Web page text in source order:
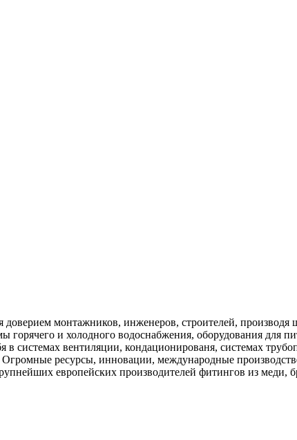
монтажников, инженеров, строителей,
горячего и холодного водоснабжения, оборудования для
в системах вентиляции, кондационированя, системах
ресурсы, инновации, международные
европейских производителей фитингов из меди,